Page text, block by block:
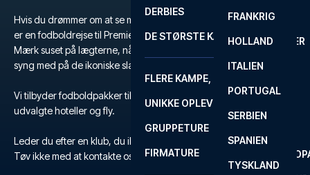
MADRID
MANCHESTER
MILANO
ROM
SEVILLA
FRANKRIG
HOLLAND
ITALIEN
PORTUGAL
SERBIEN
SPANIEN
TYSKLAND
DERBIES
DE STØRSTE KAMPE
FLERE KAMPE, ÉN TUR
UNIKKE OPLEVELSER
GRUPPETURE
FIRMATURE
Hvis du drømmer om at se magien udfolde sig på grønsværen, så
er en fodboldrejse til Premier League den ultimative oplevelse.
Mærk suset på lægterne, når dit favorithold kæmper for sejren, og
syng med på de ikoniske slagsange, der runger gennem stadion.
Vi tilbyder fodboldpakker til Premier League med billetter,
udvalgte hoteller og fly.
Leder du efter en klub, du ikke kan finde?
Tøv ikke med at kontakte os
hereller på+45 72 10 83 03